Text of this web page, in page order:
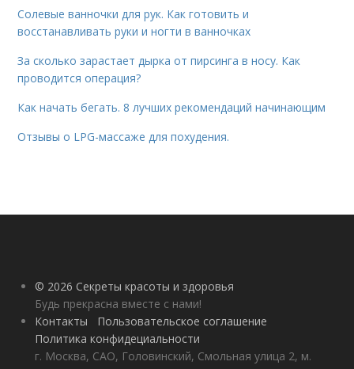
Солевые ванночки для рук. Как готовить и
восстанавливать руки и ногти в ванночках
За сколько зарастает дырка от пирсинга в носу. Как
проводится операция?
Как начать бегать. 8 лучших рекомендаций начинающим
Отзывы о LPG-массаже для похудения.
© 2026 Секреты красоты и здоровья
Будь прекрасна вместе с нами!
Контакты
Пользовательское соглашение
Политика конфидециальности
г. Москва, САО, Головинский, Смольная улица 2, м.